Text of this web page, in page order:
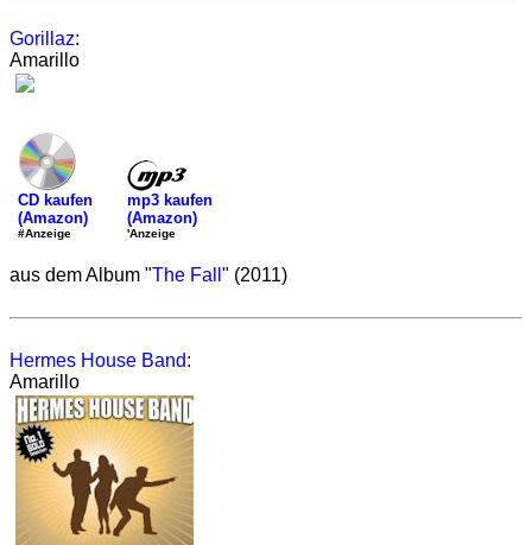
Gorillaz:
Amarillo
CD kaufen
(Amazon)
#Anzeige
mp3 kaufen
(Amazon)
'Anzeige
aus dem Album "The Fall " (2011)
Hermes House Band:
Amarillo